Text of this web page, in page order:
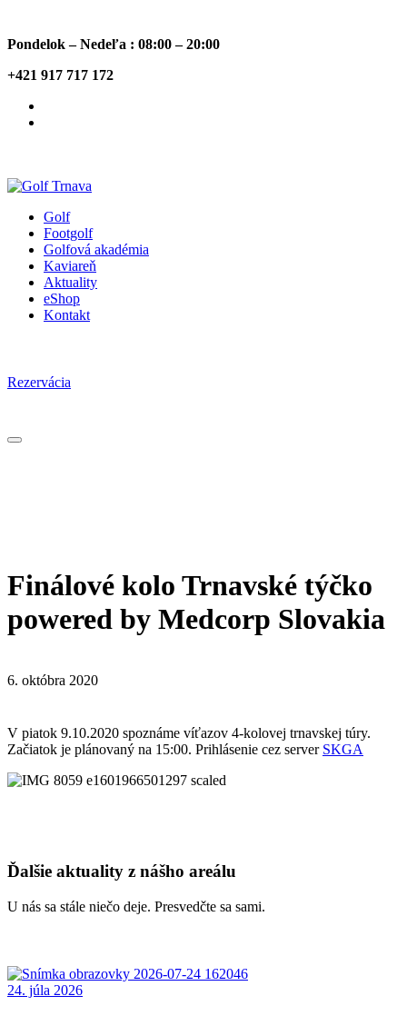
Pondelok – Nedeľa : 08:00 – 20:00
+421 917 717 172
Golf
Footgolf
Golfová akadémia
Kaviareň
Aktuality
eShop
Kontakt
Rezervácia
Finálové kolo Trnavské týčko
powered by Medcorp Slovakia
6. októbra 2020
V piatok 9.10.2020 spoznáme víťazov 4-kolovej trnavskej túry.
Začiatok je plánovaný na 15:00. Prihlásenie cez server SKGA
Ďalšie aktuality z nášho areálu
U nás sa stále niečo deje. Presvedčte sa sami.
24. júla 2026